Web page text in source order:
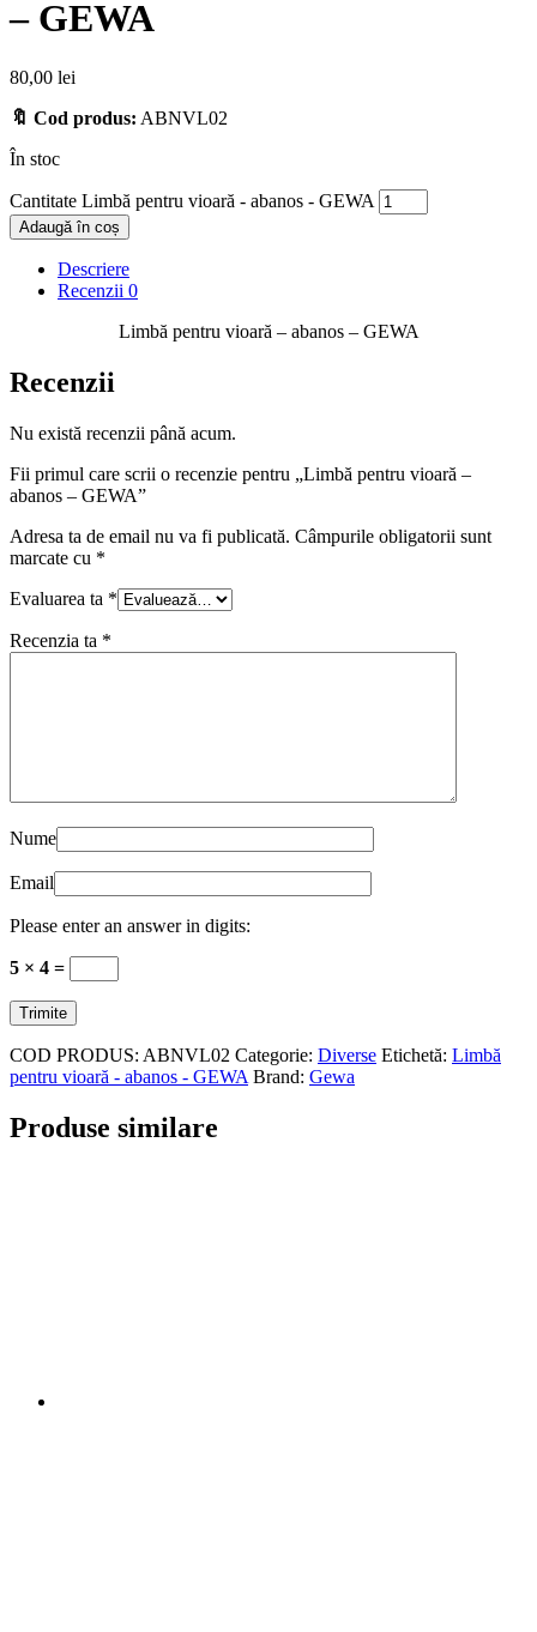
– GEWA
80,00 lei
🔖 Cod produs: ABNVL02
În stoc
Cantitate Limbă pentru vioară - abanos - GEWA
Adaugă în coș
Descriere
Recenzii 0
Limbă pentru vioară – abanos – GEWA
Recenzii
Nu există recenzii până acum.
Fii primul care scrii o recenzie pentru „Limbă pentru vioară –
abanos – GEWA”
Adresa ta de email nu va fi publicată. Câmpurile obligatorii sunt
marcate cu *
Evaluarea ta *
Recenzia ta *
Nume
Email
Please enter an answer in digits:
5 × 4 =
COD PRODUS: ABNVL02 Categorie: Diverse Etichetă: Limbă
pentru vioară - abanos - GEWA Brand: Gewa
Produse similare